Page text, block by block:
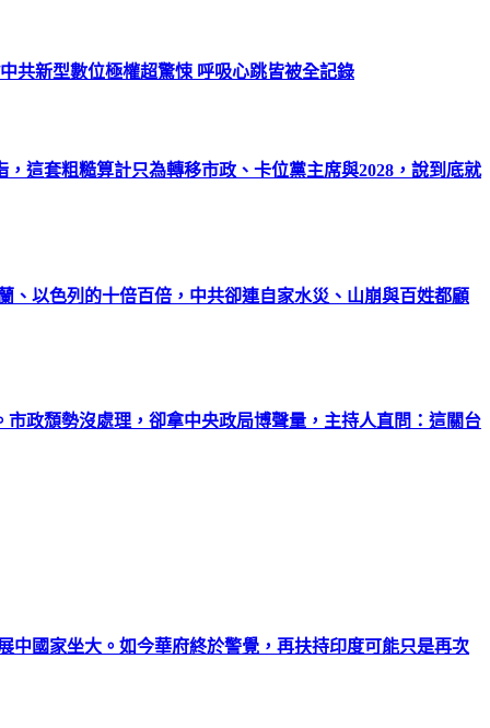
共新型數位極權超驚悚 呼吸心跳皆被全記錄
這套粗糙算計只為轉移市政、卡位黨主席與2028，說到底就
、以色列的十倍百倍，中共卻連自家水災、山崩與百姓都顧
政頹勢沒處理，卻拿中央政局博聲量，主持人直問：這關台
中國家坐大。如今華府終於警覺，再扶持印度可能只是再次